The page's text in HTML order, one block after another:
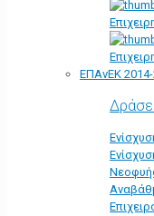
ΕΠΑνΕΚ